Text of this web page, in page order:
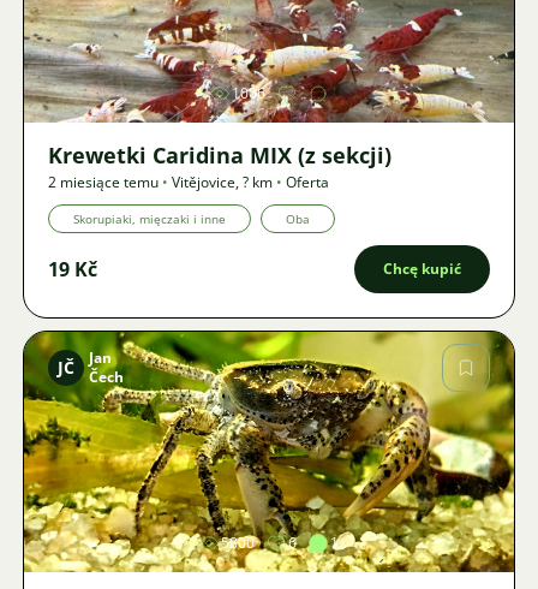
Zdjęcie
1006
Krewetki Caridina MIX (z sekcji)
2 miesiące temu • Vitějovice,? km • Oferta
Skorupiaki, mięczaki i inne Oba
19 Kč Chcę kupić
Zdjęcie
JČ
Jan
Čech
5800 6 1